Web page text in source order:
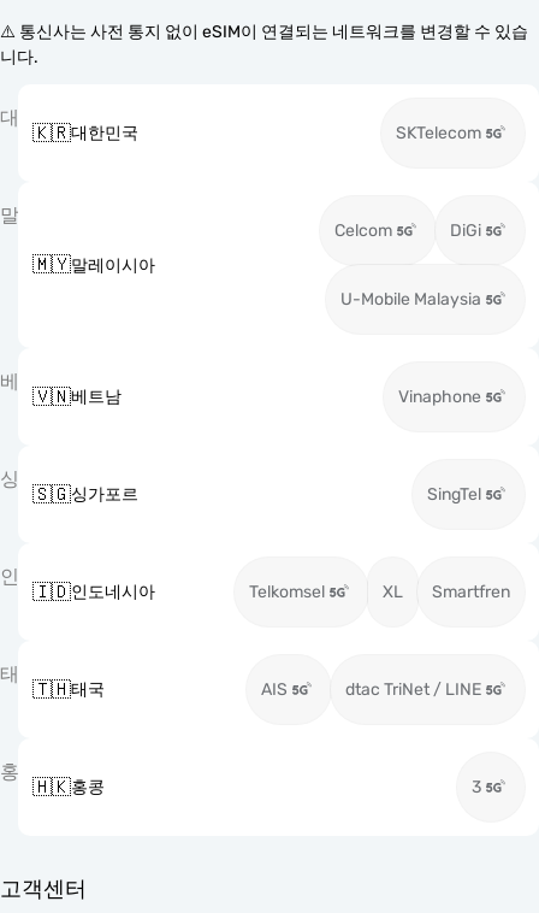
⚠️ 통신사는 사전 통지 없이 eSIM이 연결되는 네트워크를 변경할 수 있습
니다.
대
🇰🇷대한민국 SKTelecom
말
🇲🇾말레이시아
Celcom DiGi
U-Mobile Malaysia
베
🇻🇳베트남 Vinaphone
싱
🇸🇬싱가포르 SingTel
인
🇮🇩인도네시아 Telkomsel XL Smartfren
태
🇹🇭태국 AIS dtac TriNet / LINE
홍
🇭🇰홍콩 3
고객센터